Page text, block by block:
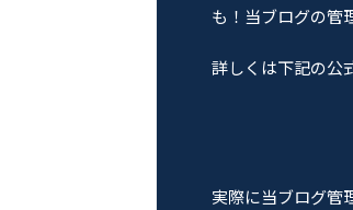
も！当ブログの管
詳しくは下記の公
実際に当ブログ管